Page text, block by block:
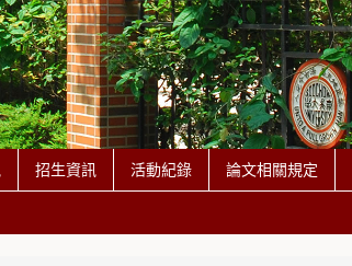
招生資訊 活動紀錄 論文相關規定